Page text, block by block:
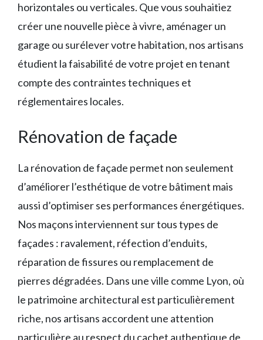
horizontales ou verticales. Que vous souhaitiez
créer une nouvelle pièce à vivre, aménager un
garage ou surélever votre habitation, nos artisans
étudient la faisabilité de votre projet en tenant
compte des contraintes techniques et
réglementaires locales.
Rénovation de façade
La rénovation de façade permet non seulement
d’améliorer l’esthétique de votre bâtiment mais
aussi d’optimiser ses performances énergétiques.
Nos maçons interviennent sur tous types de
façades : ravalement, réfection d’enduits,
réparation de fissures ou remplacement de
pierres dégradées. Dans une ville comme Lyon, où
le patrimoine architectural est particulièrement
riche, nos artisans accordent une attention
particulière au respect du cachet authentique de